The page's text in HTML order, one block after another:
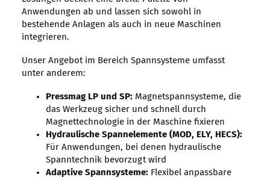
Anwendungen ab und lassen sich sowohl in
bestehende Anlagen als auch in neue Maschinen
integrieren.
Unser Angebot im Bereich Spannsysteme umfasst
unter anderem:
Pressmag LP und SP:Magnetspannsysteme, die
das Werkzeug sicher und schnell durch
Magnettechnologie in der Maschine fixieren
Hydraulische Spannelemente (MOD, ELY, HECS):
Für Anwendungen, bei denen hydraulische
Spanntechnik bevorzugt wird
Adaptive Spannsysteme:Flexibel anpassbare